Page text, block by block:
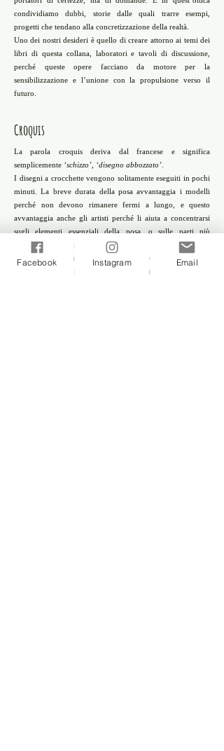
condividiamo dubbi, storie dalle quali trarre esempi,
progetti che tendano alla concretizzazione della realtà.
Uno dei nostri desideri è quello di creare attorno ai temi dei
libri di questa collana, laboratori e tavoli di discussione,
perché queste opere facciano da motore per la
sensibilizzazione e l’unione con la propulsione verso il
futuro.
Croquis
La parola croquis deriva dal francese e significa
semplicemente ‘schizzo’ ‘disegno abbozzato’
I disegni a crocchette vengono solitamente eseguiti in pochi
minuti. La breve durata della posa avvantaggia i modelli
perché non devono rimanere fermi a lungo, e questo
avvantaggia anche gli artisti perché li aiuta a concentrarsi
sugli elementi essenziali della posa, o sulle parti più
importanti del disegno.
Croquis è anche un buon metodo per disegnare soggetti che
generalmente non stanno fermi, come animali e bambini.
Facebook Instagram Email